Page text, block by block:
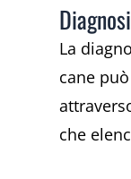
Diagnosi
La
cane
che